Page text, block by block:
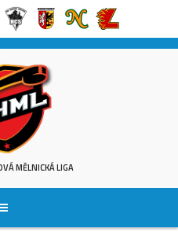
MĚLNICKÁ LIGA